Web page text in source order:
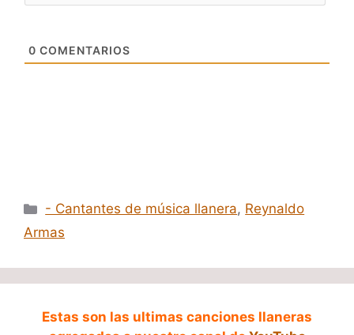
0 COMENTARIOS
Categorías
- Cantantes de música llanera, Reynaldo
Armas
Estas son las ultimas canciones llaneras